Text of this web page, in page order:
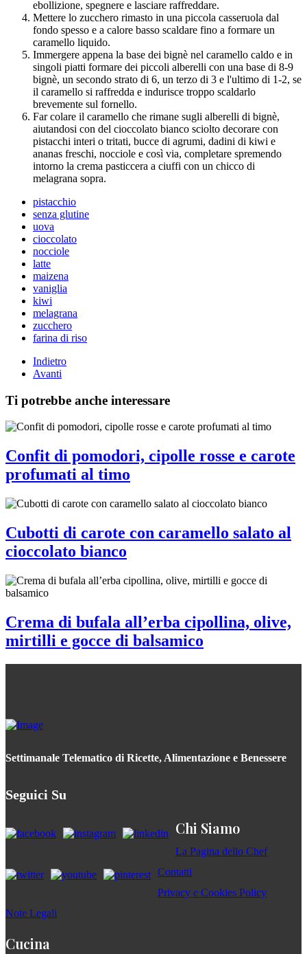
ebollizione, spegnere e lasciare raffreddare.
Mettere lo zucchero rimasto in una piccola casseruola dal
fondo spesso e a calore basso scaldare fino a formare un
caramello liquido.
Immergere appena la base dei bignè nel caramello caldo e in
singoli piatti formare dei piccoli alberelli con una base di 8-9
bignè, un secondo strato di 6, un terzo di 3 e l'ultimo di 1-2, se
il caramello si raffredda e indurisce troppo scaldarlo
brevemente sul fornello.
Far colare il caramello che rimane sugli alberelli di bignè,
aiutandosi con del cioccolato bianco sciolto decorare con
pistacchi interi o tritati, bucce di agrumi, dadini di kiwi e
ananas freschi, nocciole e così via, completare spremendo
intorno la crema pasticcera a ciuffi con un chicco di
melagrana sopra.
pistacchio
senza glutine
uova
cioccolato
nocciole
latte
maizena
vaniglia
kiwi
melagrana
zucchero
farina di riso
Indietro
Avanti
Ti potrebbe anche interessare
Confit di pomodori, cipolle rosse e carote
profumati al timo
Cubotti di carote con caramello salato al
cioccolato bianco
Crema di bufala all’erba cipollina, olive,
mirtilli e gocce di balsamico
Settimanale Telematico di Ricette, Alimentazione e Benessere
Seguici Su
Chi Siamo
La Pagina dello Chef
Contatti
Privacy e Cookies Policy
Note Legali
Cucina